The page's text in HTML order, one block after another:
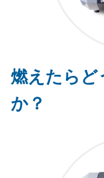
燃えたらど
か？